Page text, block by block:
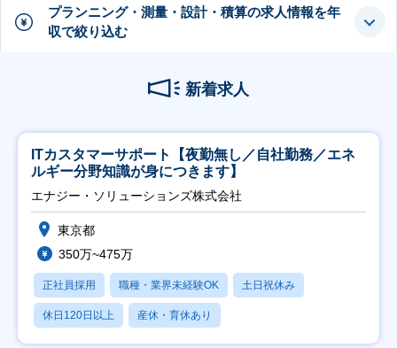
プランニング・測量・設計・積算の求人情報を年
収で絞り込む
新着求人
ITカスタマーサポート【夜勤無し／自社勤務／エネ
ルギー分野知識が身につきます】
エナジー・ソリューションズ株式会社
東京都
350万~475万
正社員採用 職種・業界未経験OK 土日祝休み
休日120日以上 産休・育休あり